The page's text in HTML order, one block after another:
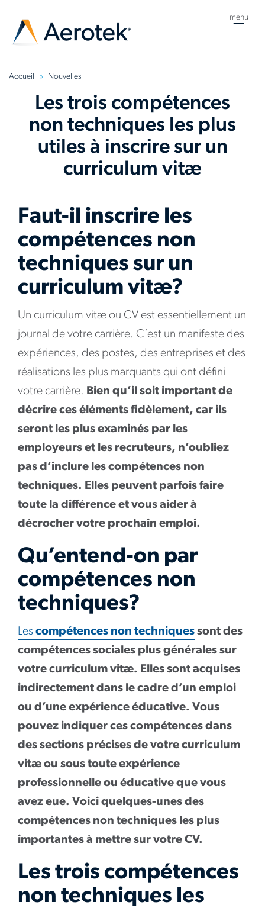
menu
Accueil Nouvelles
Les trois compétences
non techniques les plus
utiles à inscrire sur un
curriculum vitæ
Faut-il inscrire les
compétences non
techniques sur un
curriculum vitæ?
Un curriculum vitæ ou CV est essentiellement un
journal de votre carrière. C’est un manifeste des
expériences, des postes, des entreprises et des
réalisations les plus marquants qui ont défini
votre carrière. Bien qu’il soit important de
décrire ces éléments fidèlement, car ils
seront les plus examinés par les
employeurs et les recruteurs, n’oubliez
pas d’inclure les compétences non
techniques. Elles peuvent parfois faire
toute la différence et vous aider à
décrocher votre prochain emploi.
Qu’entend-on par
compétences non
techniques?
Les compétences non techniques sont des
compétences sociales plus générales sur
votre curriculum vitæ. Elles sont acquises
indirectement dans le cadre d’un emploi
ou d’une expérience éducative. Vous
pouvez indiquer ces compétences dans
des sections précises de votre curriculum
vitæ ou sous toute expérience
professionnelle ou éducative que vous
avez eue. Voici quelques-unes des
compétences non techniques les plus
importantes à mettre sur votre CV.
Les trois compétences
non techniques les